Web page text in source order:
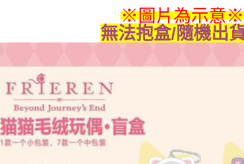
宅配-木棉花樂園專
每筆NT$100，滿
宅配-離島(澎湖/金
※圖片為示意※
無法抱盒/隨機出